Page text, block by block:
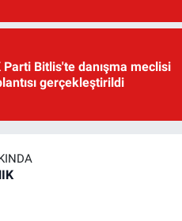
Parti Bitlis'te danışma meclisi
gerçekleştirildi